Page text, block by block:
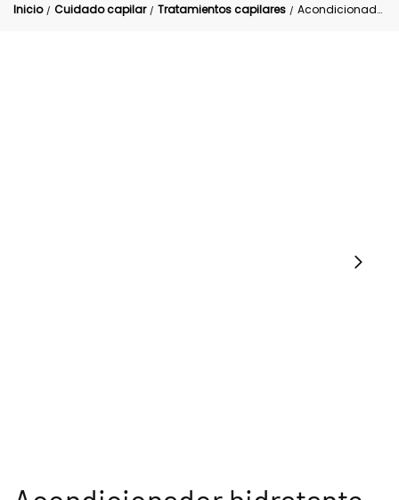
Inicio / Cuidado capilar / Tratamientos capilares / Acondicionador hidratante afro & Curly Anyeluz